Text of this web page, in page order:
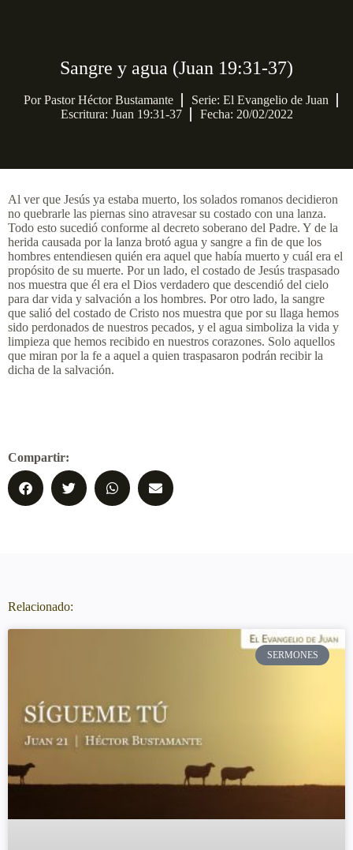
Sangre y agua (Juan 19:31-37)
PorPastor Héctor Bustamante Serie: El Evangelio de Juan
Escritura: Juan 19:31-37
Fecha: 20/02/2022
Al ver que Jesús ya estaba muerto, los solados romanos decidieron
no quebrarle las piernas sino atravesar su costado con una lanza.
Todo esto sucedió conforme al decreto soberano del Padre. Y de la
herida causada por la lanza brotó agua y sangre a fin de que los
hombres entendiesen quién era aquel que había muerto y cuál era el
propósito de su muerte. Por un lado, el costado de Jesús traspasado
nos muestra que él era el Dios verdadero que descendió del cielo
para dar vida y salvación a los hombres. Por otro lado, la sangre
que salió del costado de Cristo nos muestra que por su llaga hemos
sido perdonados de nuestros pecados, y el agua simboliza la vida y
limpieza que hemos recibido en nuestros corazones. Solo aquellos
que miran por la fe a aquel a quien traspasaron podrán recibir la
dicha de la salvación.
Compartir:
Relacionado:
SERMONES